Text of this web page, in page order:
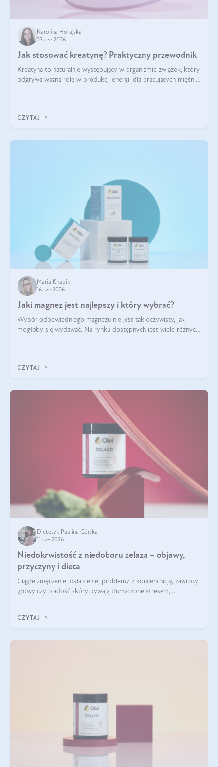
Karolina Horajska
23 cze 2026
Jak stosować kreatynę? Praktyczny przewodnik
Kreatyna to naturalnie występujący w organizmie związek, który
odgrywa ważną rolę w produkcji energii dla pracujących mięśni.
CZYTAJ
Maria Knapik
16 cze 2026
Jaki magnez jest najlepszy i który wybrać?
Wybór odpowiedniego magnezu nie jest tak oczywisty, jak
mogłoby się wydawać. Na rynku dostępnych jest wiele różnych
CZYTAJ
Dietetyk Paulina Górska
11 cze 2026
Niedokrwistość z niedoboru żelaza – objawy,
przyczyny i dieta
Ciągłe zmęczenie, osłabienie, problemy z koncentracją, zawroty
głowy czy bladość skóry bywają tłumaczone stresem,
CZYTAJ